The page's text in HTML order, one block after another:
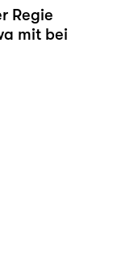
Regie
mit bei